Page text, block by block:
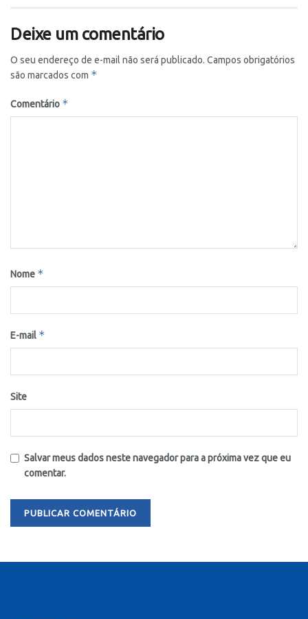
Deixe um comentário
O seu endereço de e-mail não será publicado. Campos obrigatórios
são marcados com *
Comentário *
Nome *
E-mail *
Site
Salvar meus dados neste navegador para a próxima vez que eu
comentar.